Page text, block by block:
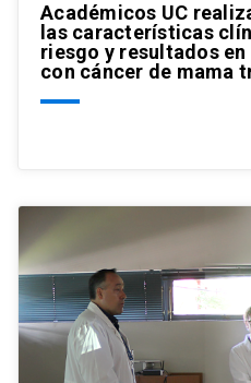
Académicos UC
las características
riesgo y resultados
con cáncer de mama